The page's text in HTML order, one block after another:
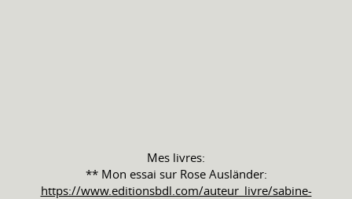
Mes livres:
** Mon essai sur Rose Ausländer:
https://www.editionsbdl.com/auteur_livre/sabine-